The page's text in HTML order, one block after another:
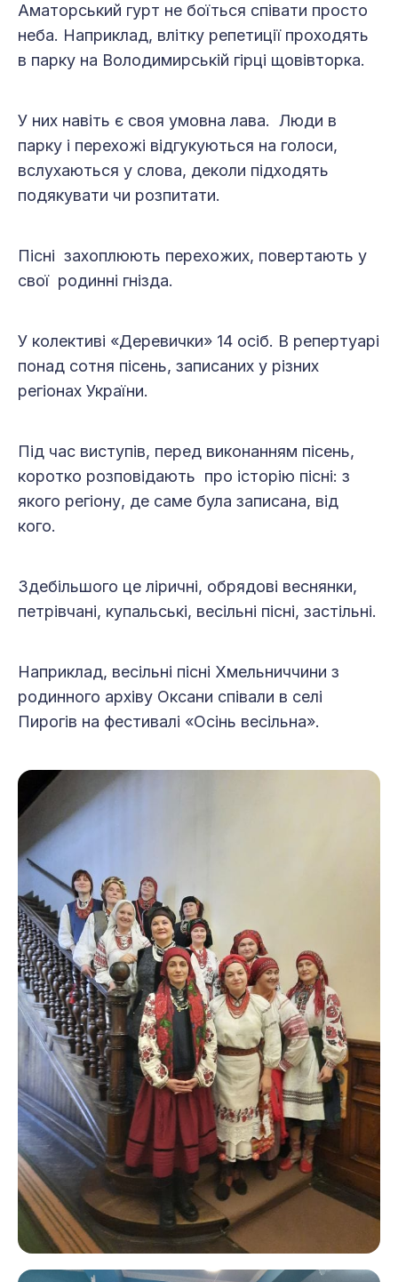
Аматорський гурт не боїться співати просто
неба. Наприклад, влітку репетиції проходять
в парку на Володимирській гірці щовівторка.
У них навіть є своя умовна лава. Люди в
парку і перехожі відгукуються на голоси,
вслухаються у слова, деколи підходять
подякувати чи розпитати.
Пісні захоплюють перехожих, повертають у
свої родинні гнізда.
У колективі «Деревички» 14 осіб. В репертуарі
понад сотня пісень, записаних у різних
регіонах України.
Під час виступів, перед виконанням пісень,
коротко розповідають про історію пісні: з
якого регіону, де саме була записана, від
кого.
Здебільшого це ліричні, обрядові веснянки,
петрівчані, купальські, весільні пісні, застільні.
Наприклад, весільні пісні Хмельниччини з
родинного архіву Оксани співали в селі
Пирогів на фестивалі «Осінь весільна».